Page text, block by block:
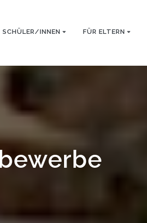
SCHÜLER/INNEN FÜR ELTERN